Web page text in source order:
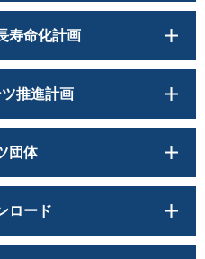
寿命化計画
推進計画
団体
ロード